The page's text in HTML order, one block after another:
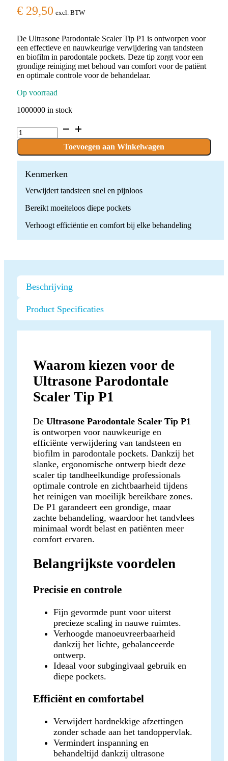
€ 29,50 excl. BTW
De Ultrasone Parodontale Scaler Tip P1 is ontworpen voor
een effectieve en nauwkeurige verwijdering van tandsteen
en biofilm in parodontale pockets. Deze tip zorgt voor een
grondige reiniging met behoud van comfort voor de patiënt
en optimale controle voor de behandelaar.
Op voorraad
1000000 in stock
Ultrasone
Parodontale
Tip
quantity
Toevoegen aan Winkelwagen
Kenmerken
Verwijdert tandsteen snel en pijnloos
Bereikt moeiteloos diepe pockets
Verhoogt efficiëntie en comfort bij elke behandeling
Beschrijving
Product Specificaties
Waarom kiezen voor de
Ultrasone Parodontale
Scaler Tip P1
De Ultrasone Parodontale Scaler Tip P1
is ontworpen voor nauwkeurige en
efficiënte verwijdering van tandsteen en
biofilm in parodontale pockets. Dankzij het
slanke, ergonomische ontwerp biedt deze
scaler tip tandheelkundige professionals
optimale controle en zichtbaarheid tijdens
het reinigen van moeilijk bereikbare zones.
De P1 garandeert een grondige, maar
zachte behandeling, waardoor het tandvlees
minimaal wordt belast en patiënten meer
comfort ervaren.
Belangrijkste voordelen
Precisie en controle
Fijn gevormde punt voor uiterst
precieze scaling in nauwe ruimtes.
Verhoogde manoeuvreerbaarheid
dankzij het lichte, gebalanceerde
ontwerp.
Ideaal voor subgingivaal gebruik en
diepe pockets.
Efficiënt en comfortabel
Verwijdert hardnekkige afzettingen
zonder schade aan het tandoppervlak.
Vermindert inspanning en
behandeltijd dankzij ultrasone